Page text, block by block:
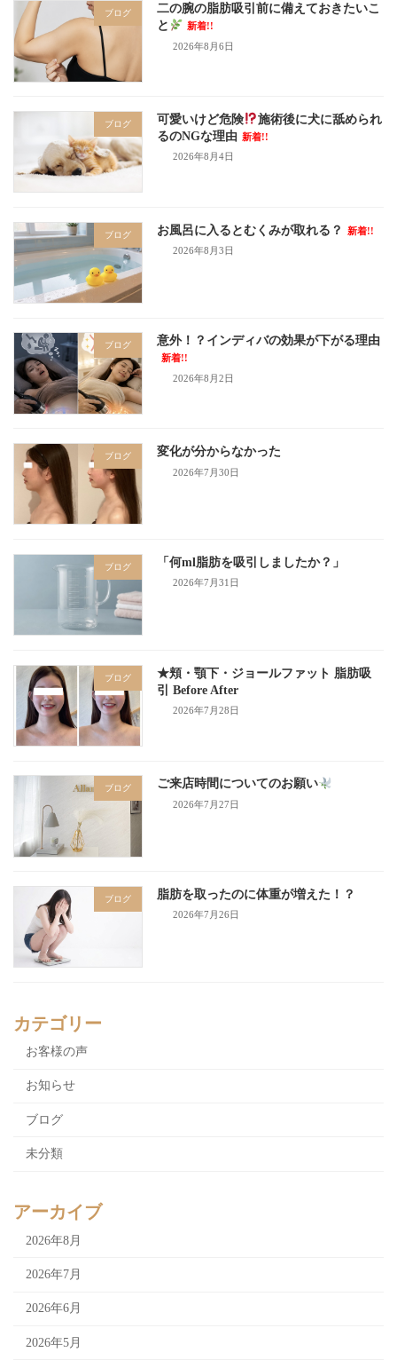
ブログ
二の腕の脂肪吸引前に備えておきたいこ
と
新着!!
2026年8月6日
ブログ 可愛いけど危険
施術後に犬に舐められ
るのNGな理由 新着!!
2026年8月4日
ブログ お風呂に入るとむくみが取れる？
新着!!
2026年8月3日
ブログ 意外！？インディバの効果が下がる理由
新着!!
2026年8月2日
ブログ 変化が分からなかった
2026年7月30日
ブログ 「何ml脂肪を吸引しましたか？」
2026年7月31日
ブログ
★頬・顎下・ジョールファット 脂肪吸
引 Before After
2026年7月28日
ブログ ご来店時間についてのお願い
2026年7月27日
ブログ 脂肪を取ったのに体重が増えた！？
2026年7月26日
カテゴリー
お客様の声
お知らせ
ブログ
未分類
アーカイブ
2026年8月
2026年7月
2026年6月
2026年5月